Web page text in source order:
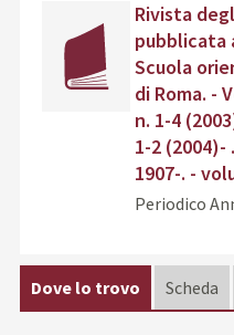
documento
Rivista
pubblicata
Scuola
di Roma. -
n. 1-4
1-2 (2004)-
1907-. -
Periodico
Dove lo trovo Scheda